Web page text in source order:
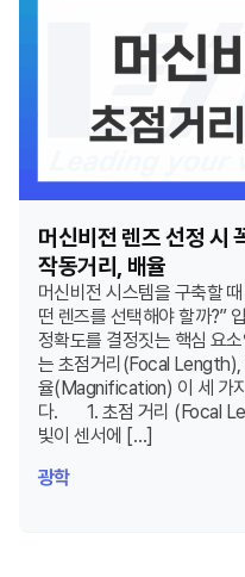
머신비전 렌즈 선정 시
작동거리, 배율
머신비전 시스템을 구축할
떤 렌즈를 선택해야 할까?”
정확도를 결정짓는 핵심 요
는 초점거리(Focal
율(Magnification) 이 세 가
다. 1. 초점 거리 (Focal
빛이 센서에 […]
광학